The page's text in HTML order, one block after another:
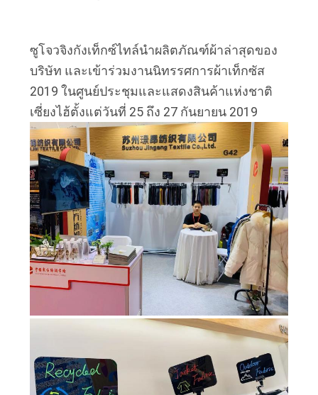
ข่าว
COMPANY
NEWS
แผนผัง
เว็บไซต์
POLICY
ซูโจวจิงกังเท็กซ์ไทล์นำผลิตภัณฑ์ผ้าล่าสุดของ
บริษัท และเข้าร่วมงานนิทรรศการผ้าเท็กซัส
2019 ในศูนย์ประชุมและแสดงสินค้าแห่งชาติ
เซี่ยงไฮ้ตั้งแต่วันที่ 25 ถึง 27 กันยายน 2019